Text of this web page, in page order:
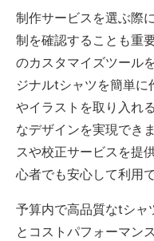
制作サービスを選ぶ際
制を確認することも重
のカスタマイズツール
ジナルtシャツを簡単
やイラストを取り入れ
なデザインを実現でき
スや校正サービスを提
心者でも安心して利用
予算内で高品質なtシャ
とコストパフォーマン